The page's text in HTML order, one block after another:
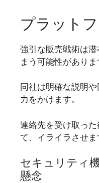
プラット
強引な販売戦術は
まう可能性がありま
同社は明確な説明
力をかけます。
連絡先を受け取っ
て、イライラさせま
セキュリティ
懸念